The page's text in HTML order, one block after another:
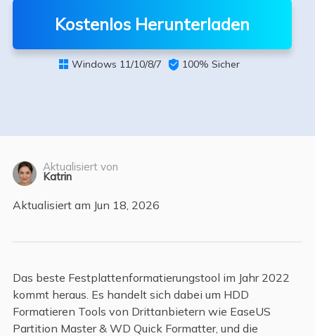
Kostenlos Herunterladen
 Windows 11/10/8/7  100% Sicher
Aktualisiert von
Katrin
Aktualisiert am Jun 18, 2026
Das beste Festplattenformatierungstool im Jahr 2022
kommt heraus. Es handelt sich dabei um HDD
Formatieren Tools von Drittanbietern wie EaseUS
Partition Master & WD Quick Formatter, und die